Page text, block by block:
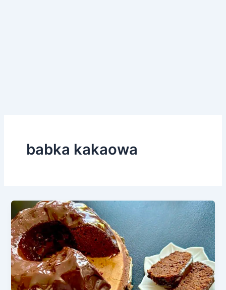
babka kakaowa